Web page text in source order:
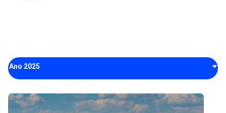
Ano 2025